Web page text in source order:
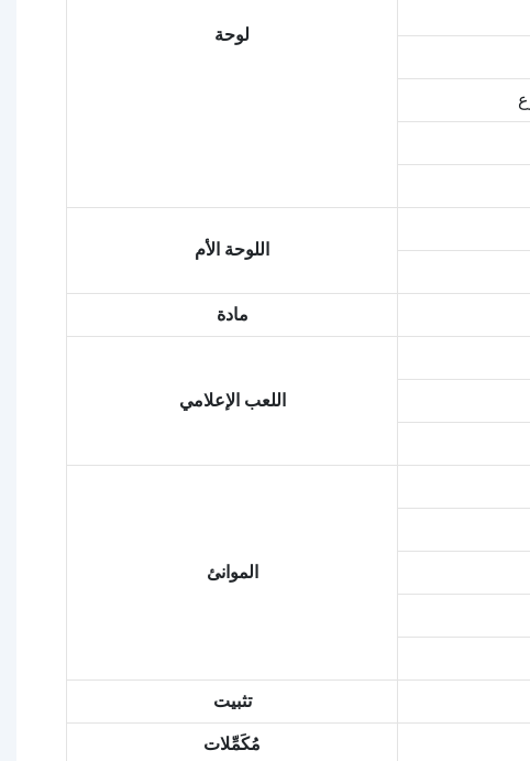
لوحة
اللوحة الأم
مادة
اللعب الإعلامي
الموانئ
تثبيت
مُكَمِّلات